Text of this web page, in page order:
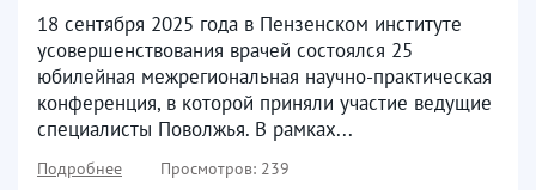
юбилейной...
18 сентября 2025 года в Пензенском институте
усовершенствования врачей состоялся 25
юбилейная межрегиональная научно-практическая
конференция, в которой приняли участие ведущие
специалисты Поволжья. В рамках...
Подробнее Просмотров: 239